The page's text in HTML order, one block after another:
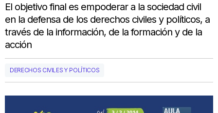
El objetivo final es empoderar a la sociedad civil
en la defensa de los derechos civiles y políticos, a
través de la información, de la formación y de la
acción
DERECHOS CIVILES Y POLÍTICOS